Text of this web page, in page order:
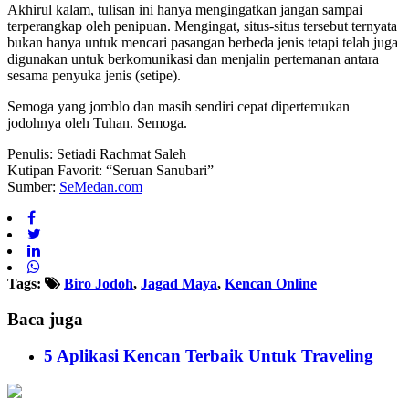
Akhirul kalam, tulisan ini hanya mengingatkan jangan sampai
terperangkap oleh penipuan. Mengingat, situs-situs tersebut ternyata
bukan hanya untuk mencari pasangan berbeda jenis tetapi telah juga
digunakan untuk berkomunikasi dan menjalin pertemanan antara
sesama penyuka jenis (setipe).
Semoga yang jomblo dan masih sendiri cepat dipertemukan
jodohnya oleh Tuhan. Semoga.
Penulis: Setiadi Rachmat Saleh
Kutipan Favorit: “Seruan Sanubari”
Sumber: SeMedan.com
Tags: Biro Jodoh, Jagad Maya, Kencan Online
Baca juga
5 Aplikasi Kencan Terbaik Untuk Traveling